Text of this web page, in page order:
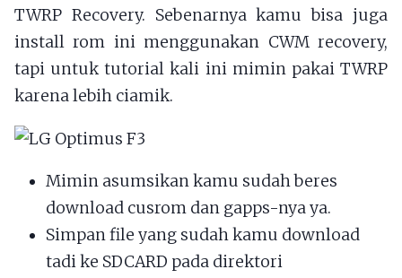
TWRP Recovery. Sebenarnya kamu bisa juga
install rom ini menggunakan CWM recovery,
tapi untuk tutorial kali ini mimin pakai TWRP
karena lebih ciamik.
Mimin asumsikan kamu sudah beres
download cusrom dan gapps-nya ya.
Simpan file yang sudah kamu download
tadi ke SDCARD pada direktori